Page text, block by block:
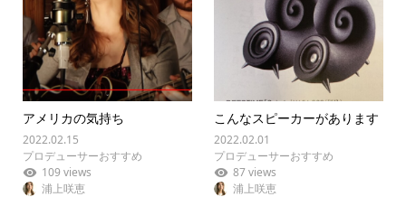
アメリカの気持ち
2022.02.15
プロデューサーおすすめ
109 views
浦上咲恵
こんなスピーカーがあります
2022.02.01
プロデューサーおすすめ
87 views
浦上咲恵